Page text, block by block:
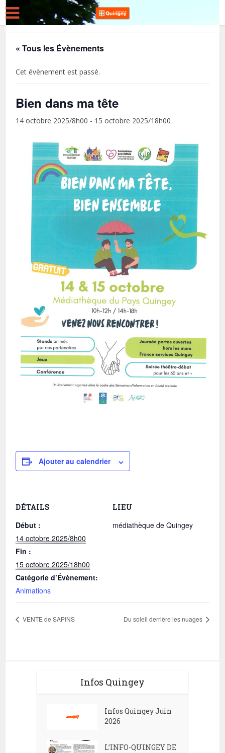
« Tous les Évènements
Cet évènement est passé.
Bien dans ma tête
14 octobre 2025/8h00 - 15 octobre 2025/18h00
Ajouter au calendrier
DÉTAILS
Début :
14 octobre 2025/8h00
Fin :
15 octobre 2025/18h00
Catégorie d’Évènement:
Animations
LIEU
médiathèque de Quingey
VENTE de SAPINS Du soleil derrière les nuages
Infos Quingey
Infos Quingey Juin
2026
L’INFO-QUINGEY DE